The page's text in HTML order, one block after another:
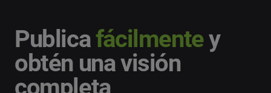
Siguiente
* Campo obligatorio
Publicafácilmentey
obtén una visión